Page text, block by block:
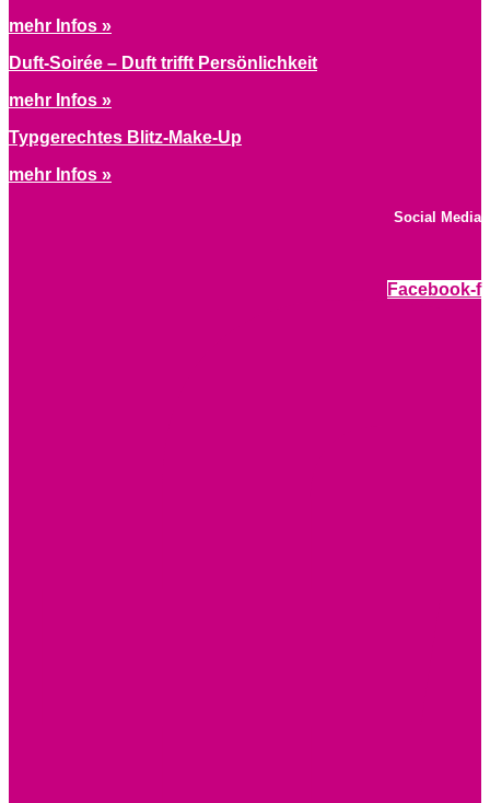
mehr Infos »
Duft-Soirée – Duft trifft Persönlichkeit
mehr Infos »
Typgerechtes Blitz-Make-Up
mehr Infos »
Social Media
Facebook-f